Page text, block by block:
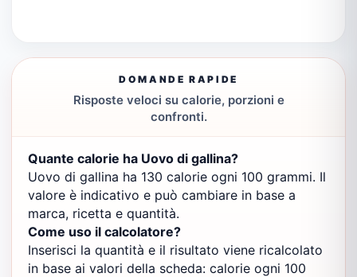
DOMANDE RAPIDE
Risposte veloci su calorie, porzioni e
confronti.
Quante calorie ha Uovo di gallina?
Uovo di gallina ha 130 calorie ogni 100 grammi. Il
valore è indicativo e può cambiare in base a
marca, ricetta e quantità.
Come uso il calcolatore?
Inserisci la quantità e il risultato viene ricalcolato
in base ai valori della scheda: calorie ogni 100